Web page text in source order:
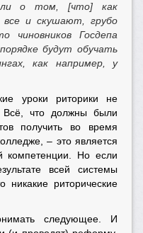
о том, [что] как
и скушают, грубо
чиновников Госдепа
будут обучать
как например, у
уроки риторики не
Всё, что должны были
получить во время
– это является
компетенции. Но если
всей системы
никакие риторические
следующее. И